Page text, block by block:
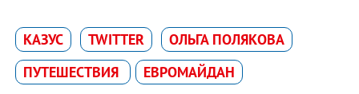
КАЗУС TWITTER
ОЛЬГА ПОЛЯКОВА
ПУТЕШЕСТВИЯ
ЕВРОМАЙДАН